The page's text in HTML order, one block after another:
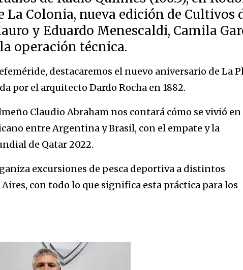
La Colonia, nueva edición de Cultivos
y Eduardo Menescaldi, Camila
operación técnica.
destacaremos el nuevo aniversario de La
por el arquitecto Dardo Rocha en 1882.
Claudio Abraham nos contará cómo se vivió en
entre Argentina y Brasil, con el empate y la
de Qatar 2022.
excursiones de pesca deportiva a distintos
con todo lo que significa esta práctica para los